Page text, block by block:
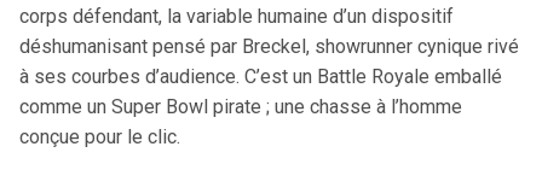
corps défendant, la variable humaine d’un dispositif
déshumanisant pensé par Breckel, showrunner cynique rivé
à ses courbes d’audience. C’est un Battle Royale emballé
comme un Super Bowl pirate ; une chasse à l’homme
conçue pour le clic.